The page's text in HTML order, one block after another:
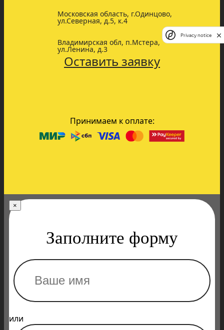
Московская область, г.Одинцово,
ул.Северная, д.5, к.4
Владимирская обл, п.Мстера,
ул.Ленина, д.3
Оставить заявку
Принимаем к оплате:
×
Заполните форму
или
Privacy notice